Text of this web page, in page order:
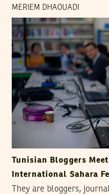
MERIEM DHAOUADI
Tunisian Bloggers
International Sahara
They are bloggers,